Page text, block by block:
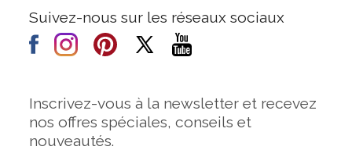
Suivez-nous sur les réseaux sociaux
Inscrivez-vous à la newsletter et recevez
nos offres spéciales, conseils et
nouveautés.